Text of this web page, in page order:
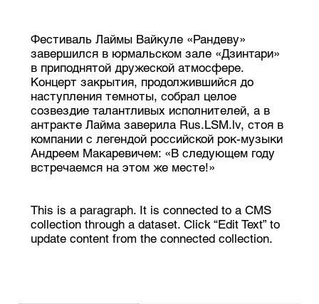
Фестиваль Лаймы Вайкуле «Рандеву»
завершился в юрмальском зале «Дзинтари»
в приподнятой дружеской атмосфере.
Концерт закрытия, продолжившийся до
наступления темноты, собрал целое
созвездие талантливых исполнителей, а в
антракте Лайма заверила Rus.LSM.lv, стоя в
компании с легендой российской рок-музыки
Андреем Макаревичем: «В следующем году
встречаемся на этом же месте!»
This is a paragraph. It is connected to a CMS
collection through a dataset. Click “Edit Text” to
update content from the connected collection.